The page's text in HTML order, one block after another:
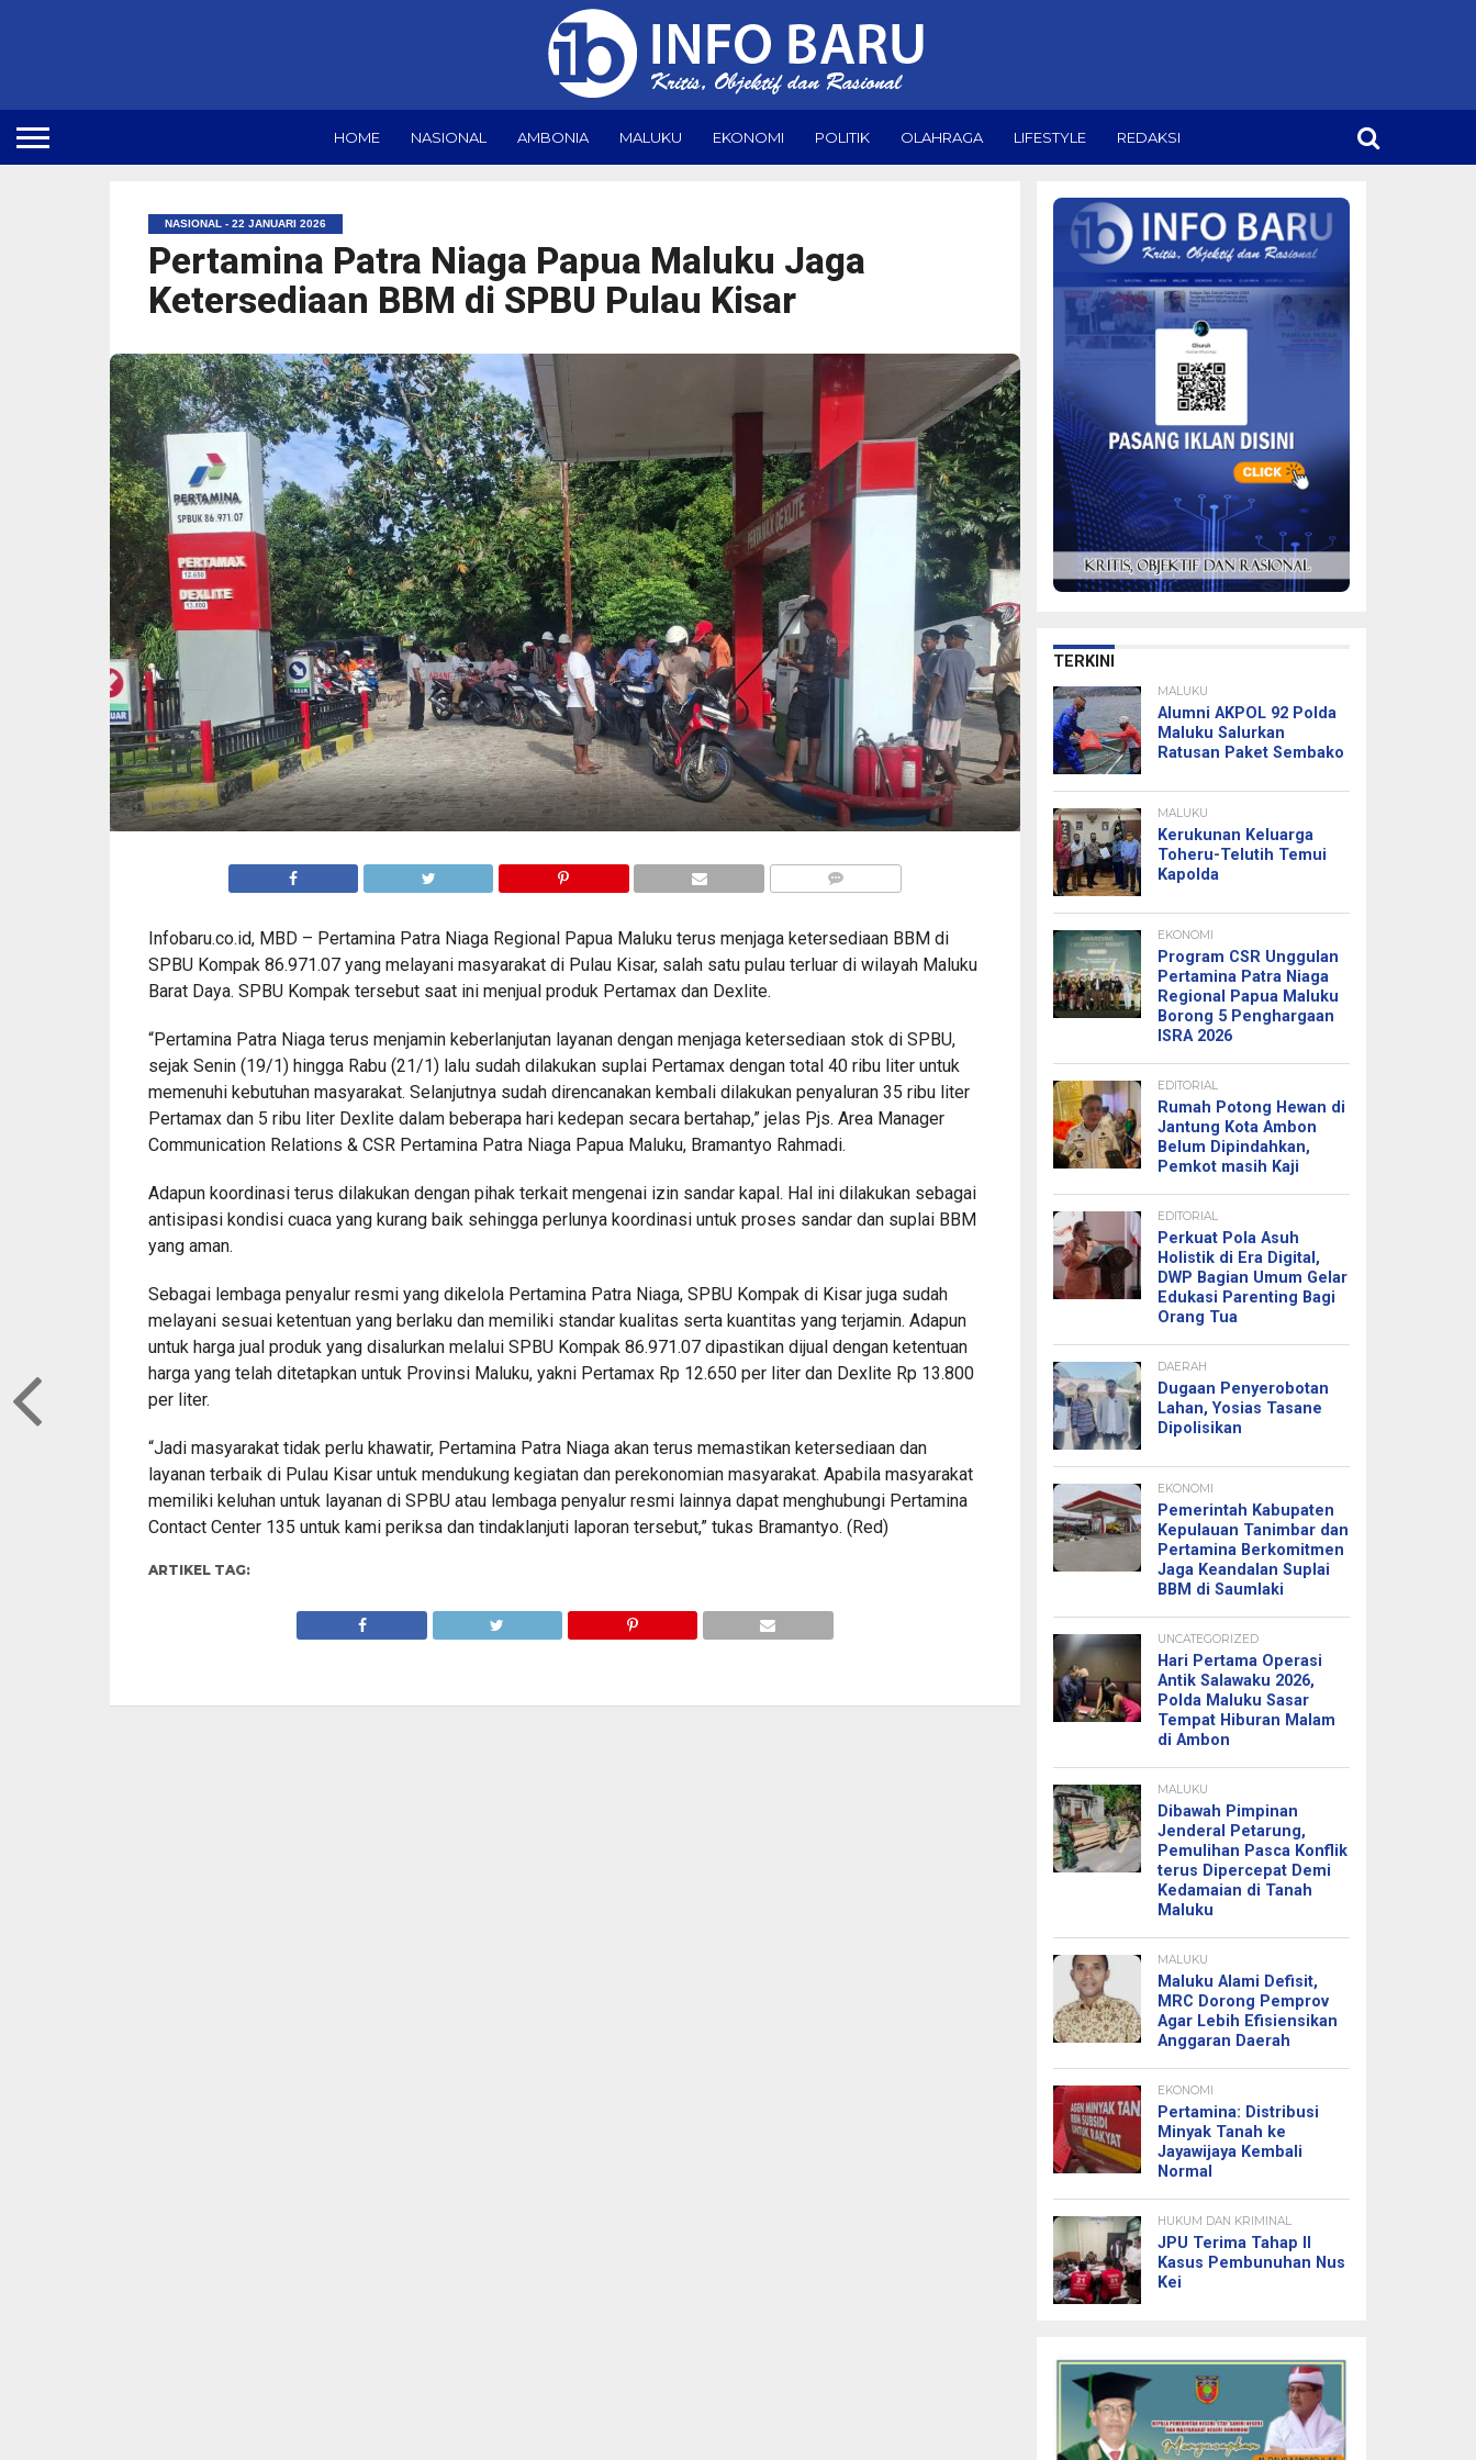
HOME NASIONAL AMBONIA MALUKU EKONOMI POLITIK OLAHRAGA LIFESTYLE REDAKSI
NASIONAL - 22 JANUARI 2026
Pertamina Patra Niaga Papua Maluku Jaga
Ketersediaan BBM di SPBU Pulau Kisar
Infobaru.co.id, MBD – Pertamina Patra Niaga Regional Papua Maluku terus menjaga ketersediaan BBM di
SPBU Kompak 86.971.07 yang melayani masyarakat di Pulau Kisar, salah satu pulau terluar di wilayah Maluku
Barat Daya. SPBU Kompak tersebut saat ini menjual produk Pertamax dan Dexlite.
“Pertamina Patra Niaga terus menjamin keberlanjutan layanan dengan menjaga ketersediaan stok di SPBU,
sejak Senin (19/1) hingga Rabu (21/1) lalu sudah dilakukan suplai Pertamax dengan total 40 ribu liter untuk
memenuhi kebutuhan masyarakat. Selanjutnya sudah direncanakan kembali dilakukan penyaluran 35 ribu liter
Pertamax dan 5 ribu liter Dexlite dalam beberapa hari kedepan secara bertahap,” jelas Pjs. Area Manager
Communication Relations & CSR Pertamina Patra Niaga Papua Maluku, Bramantyo Rahmadi.
Adapun koordinasi terus dilakukan dengan pihak terkait mengenai izin sandar kapal. Hal ini dilakukan sebagai
antisipasi kondisi cuaca yang kurang baik sehingga perlunya koordinasi untuk proses sandar dan suplai BBM
yang aman.
Sebagai lembaga penyalur resmi yang dikelola Pertamina Patra Niaga, SPBU Kompak di Kisar juga sudah
melayani sesuai ketentuan yang berlaku dan memiliki standar kualitas serta kuantitas yang terjamin. Adapun
untuk harga jual produk yang disalurkan melalui SPBU Kompak 86.971.07 dipastikan dijual dengan ketentuan
harga yang telah ditetapkan untuk Provinsi Maluku, yakni Pertamax Rp 12.650 per liter dan Dexlite Rp 13.800
per liter.
“Jadi masyarakat tidak perlu khawatir, Pertamina Patra Niaga akan terus memastikan ketersediaan dan
layanan terbaik di Pulau Kisar untuk mendukung kegiatan dan perekonomian masyarakat. Apabila masyarakat
memiliki keluhan untuk layanan di SPBU atau lembaga penyalur resmi lainnya dapat menghubungi Pertamina
Contact Center 135 untuk kami periksa dan tindaklanjuti laporan tersebut,” tukas Bramantyo. (Red)
ARTIKEL TAG:
TERKINI
MALUKU
Alumni AKPOL 92 Polda
Maluku Salurkan
Ratusan Paket Sembako
MALUKU
Kerukunan Keluarga
Toheru-Telutih Temui
Kapolda
EKONOMI
Program CSR Unggulan
Pertamina Patra Niaga
Regional Papua Maluku
Borong 5 Penghargaan
ISRA 2026
EDITORIAL
Rumah Potong Hewan di
Jantung Kota Ambon
Belum Dipindahkan,
Pemkot masih Kaji
EDITORIAL
Perkuat Pola Asuh
Holistik di Era Digital,
DWP Bagian Umum Gelar
Edukasi Parenting Bagi
Orang Tua
DAERAH
Dugaan Penyerobotan
Lahan, Yosias Tasane
Dipolisikan
EKONOMI
Pemerintah Kabupaten
Kepulauan Tanimbar dan
Pertamina Berkomitmen
Jaga Keandalan Suplai
BBM di Saumlaki
UNCATEGORIZED
Hari Pertama Operasi
Antik Salawaku 2026,
Polda Maluku Sasar
Tempat Hiburan Malam
di Ambon
MALUKU
Dibawah Pimpinan
Jenderal Petarung,
Pemulihan Pasca Konflik
terus Dipercepat Demi
Kedamaian di Tanah
Maluku
MALUKU
Maluku Alami Defisit,
MRC Dorong Pemprov
Agar Lebih Efisiensikan
Anggaran Daerah
EKONOMI
Pertamina: Distribusi
Minyak Tanah ke
Jayawijaya Kembali
Normal
HUKUM DAN KRIMINAL
JPU Terima Tahap II
Kasus Pembunuhan Nus
Kei